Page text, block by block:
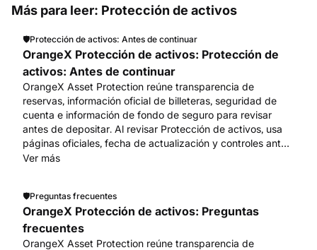
Más para leer: Protección de activos
🛡️Protección de activos: Antes de continuar
OrangeX Protección de activos: Protección de
activos: Antes de continuar
OrangeX Asset Protection reúne transparencia de
reservas, información oficial de billeteras, seguridad de
cuenta e información de fondo de seguro para revisar
antes de depositar. Al revisar Protección de activos, usa
páginas oficiales, fecha de actualización y controles antes
de acciones de cuenta o fondos. Empieza en
Ver más
🛡️Preguntas frecuentes
OrangeX Protección de activos: Preguntas
frecuentes
OrangeX Asset Protection reúne transparencia de